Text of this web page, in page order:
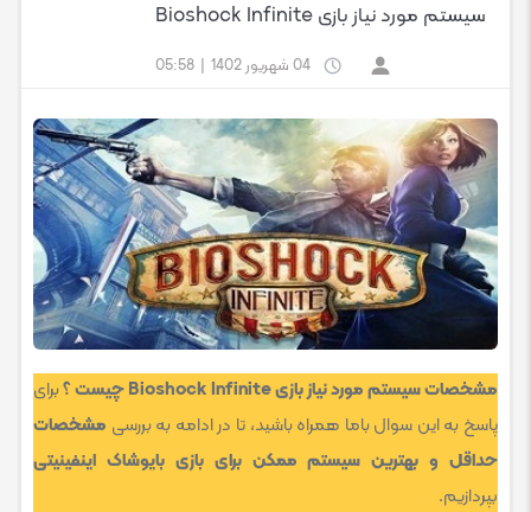
سیستم مورد نیاز بازی Bioshock Infinite
04 شهریور 1402 05:58
مشخصات سیستم مورد نیاز بازی Bioshock Infinite چیست ؟
برای
پاسخ به این سوال باما همراه باشید، تا در ادامه به بررسی مشخصات
حداقل و بهترین سیستم ممکن برای بازی بایوشاک اینفینیتی
بپردازیم.